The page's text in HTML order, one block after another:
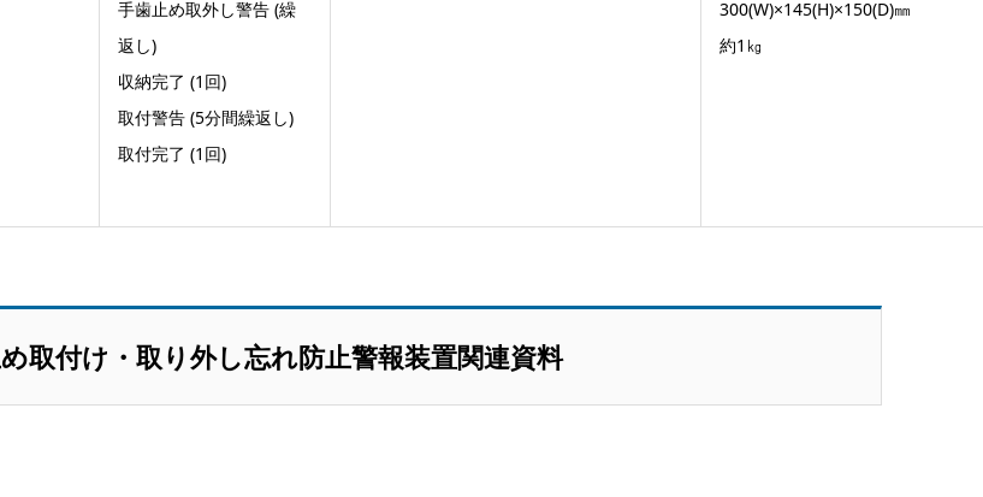
手歯止め取外し警告 (繰
返し)
収納完了 (1回)
取付警告 (5分間繰返し)
取付完了 (1回)
300(W)×145(H)×150(D)㎜
約1㎏
取付け・取り外し忘れ防止警報装置関連資料